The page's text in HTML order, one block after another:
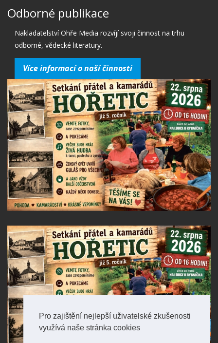
Pro zajištění nejlepší uživatelské zkušenosti
využívá naše stránka cookies
Odborné publikace
Nakladatelství Ohře Media rozvíjí svoji činnost na trhu
odborné, vědecké literatury.
Více informací o naší činnosti